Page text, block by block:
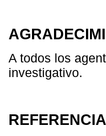
A todos los
investigativo.